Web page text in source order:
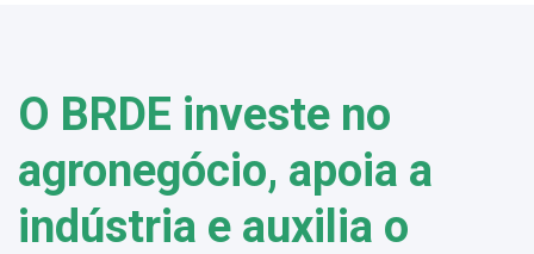
O BRDE investe no
agronegócio, apoia a
indústria e auxilia o